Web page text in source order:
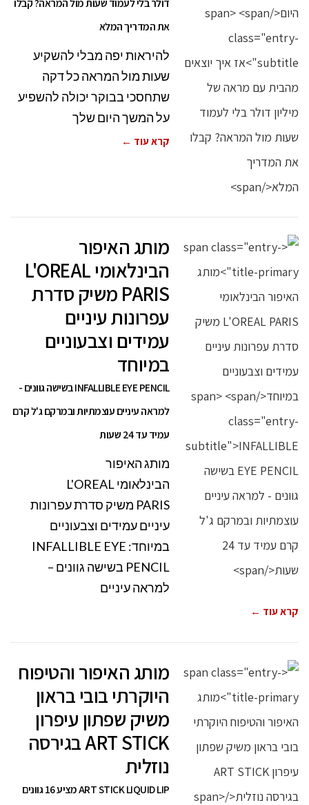
דולר בלי לעמוד שעות מול המראה? קבלו
את המדריך המלא
להיראות יפה מבלי להשקיע
שעות מול המראה כל דקה
שתחסכי בבוקר יכולה להשפיע
על המשך היום שלך
קרא עוד ←
מותג האיפור
הבינלאומי L'OREAL
PARIS משיק סדרת
עפרונות עיניים
עמידים וצבעוניים
במיוחד
INFALLIBLE EYE PENCIL בשישה גוונים -
למראה עיניים עוצמתיות ובמרקם ג'ל קרם
עמיד עד 24 שעות
מותג האיפור
הבינלאומי L'OREAL
PARIS משיק סדרת עפרונות
עיניים עמידים וצבעוניים
במיוחד: INFALLIBLE EYE
PENCIL בשישה גוונים –
למראה עיניים
קרא עוד ←
מותג האיפור והטיפוח
היוקרתי בובי בראון
משיק שפתון עיפרון
ART STICK בגירסה
נוזלית
ART STICK LIQUID LIP מציע 16 גוונים